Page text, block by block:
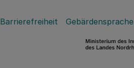
Barrierefreiheit Gebärdensprache